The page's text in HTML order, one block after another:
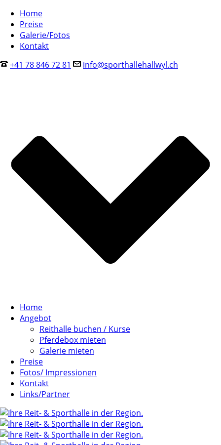
Home
Preise
Galerie/Fotos
Kontakt
+41 78 846 72 81
info@sporthallehallwyl.ch
Home
Angebot
Reithalle buchen / Kurse
Pferdebox mieten
Galerie mieten
Preise
Fotos/ Impressionen
Kontakt
Links/Partner